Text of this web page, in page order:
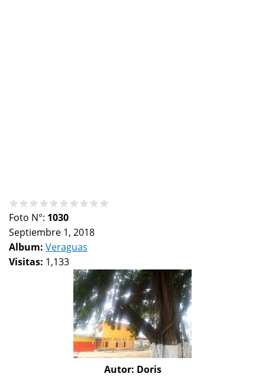
Foto N°: 1030
Septiembre 1, 2018
Album: Veraguas
Visitas: 1,133
Autor: Doris